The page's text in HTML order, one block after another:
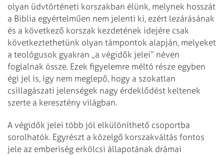
olyan üdvtörténeti korszakban élünk, melynek hosszát
a Biblia egyértelműen nem jelenti ki, ezért lezárásának
és a következő korszak kezdetének idejére csak
következtethetünk olyan támpontok alapján, melyeket
a teológusok gyakran „a végidők jelei” néven
foglalnak össze. Ezek figyelemre méltó része egyben
égi jel is, így nem meglepő, hogy a szokatlan
csillagászati jelenségek nagy érdeklődést keltenek
szerte a keresztény világban.
A végidők jelei több jól elkülöníthető csoportba
sorolhatók. Egyrészt a közelgő korszakváltás fontos
jele az emberiség erkölcsi állapotának drámai